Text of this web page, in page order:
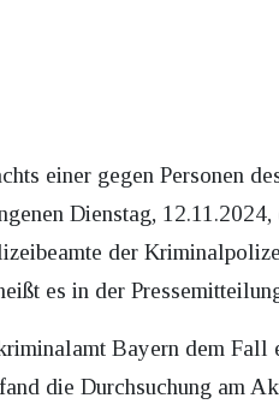
einer gegen Personen
Dienstag,
der
es in der
Bayern dem
die Durchsuchung am